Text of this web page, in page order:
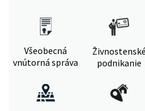
Všeobecná
vnútorná správa
Živnostenské
podnikanie